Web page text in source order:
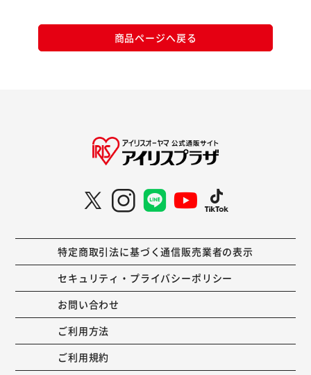
商品ページへ戻る
特定商取引法に基づく通信販売業者の表示
セキュリティ・プライバシーポリシー
お問い合わせ
ご利用方法
ご利用規約